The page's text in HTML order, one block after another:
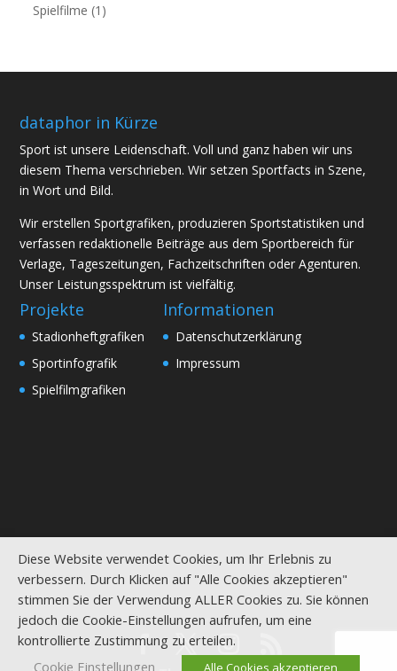
Spielfilme (1)
dataphor in Kürze
Sport ist unsere Leidenschaft. Voll und ganz haben wir uns
diesem Thema verschrieben. Wir setzen Sportfacts in Szene,
in Wort und Bild.
Wir erstellen Sportgrafiken, produzieren Sportstatistiken und
verfassen redaktionelle Beiträge aus dem Sportbereich für
Verlage, Tageszeitungen, Fachzeitschriften oder Agenturen.
Unser Leistungsspektrum ist vielfältig.
Projekte
Stadionheftgrafiken
Sportinfografik
Spielfilmgrafiken
Informationen
Datenschutzerklärung
Impressum
Diese Website verwendet Cookies, um Ihr Erlebnis zu
verbessern. Durch Klicken auf "Alle Cookies akzeptieren"
stimmen Sie der Verwendung ALLER Cookies zu. Sie können
jedoch die Cookie-Einstellungen aufrufen, um eine
kontrollierte Zustimmung zu erteilen.
Cookie Einstellungen
Alle Cookies akzeptieren